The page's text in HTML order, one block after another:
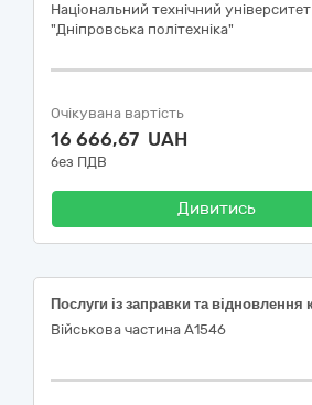
Національний технічний університет
"Дніпровська політехніка"
Очікувана вартість
16 666,67 UAH
без ПДВ
Дивитись
Військова частина А1546